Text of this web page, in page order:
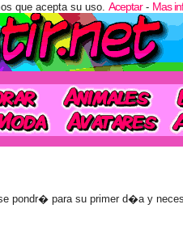
pondr� para su primer d�a y
que acepta su uso. Aceptar- Mas